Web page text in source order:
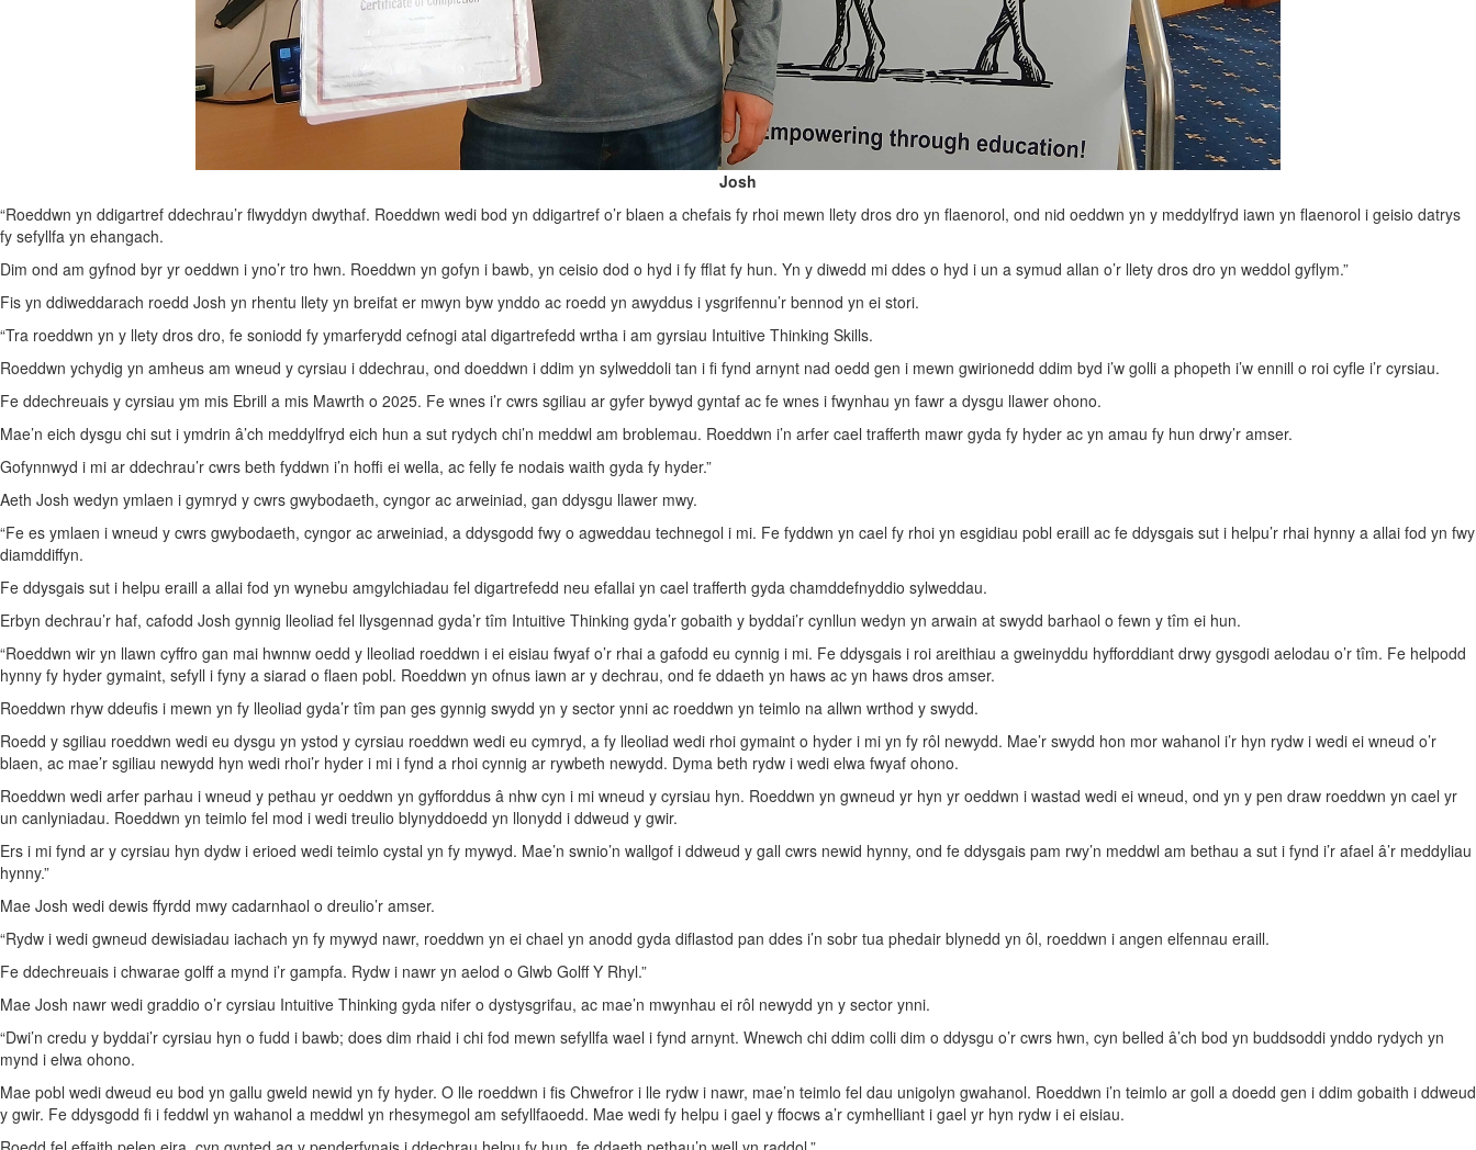
Josh
“Roeddwn yn ddigartref ddechrau’r flwyddyn dwythaf. Roeddwn wedi bod yn ddigartref o’r blaen a chefais fy rhoi mewn llety dros dro yn flaenorol, ond nid oeddwn yn y meddylfryd iawn yn flaenorol i geisio datrys
fy sefyllfa yn ehangach.
Dim ond am gyfnod byr yr oeddwn i yno’r tro hwn. Roeddwn yn gofyn i bawb, yn ceisio dod o hyd i fy fflat fy hun. Yn y diwedd mi ddes o hyd i un a symud allan o’r llety dros dro yn weddol gyflym.”
Fis yn ddiweddarach roedd Josh yn rhentu llety yn breifat er mwyn byw ynddo ac roedd yn awyddus i ysgrifennu’r bennod yn ei stori.
“Tra roeddwn yn y llety dros dro, fe soniodd fy ymarferydd cefnogi atal digartrefedd wrtha i am gyrsiau Intuitive Thinking Skills.
Roeddwn ychydig yn amheus am wneud y cyrsiau i ddechrau, ond doeddwn i ddim yn sylweddoli tan i fi fynd arnynt nad oedd gen i mewn gwirionedd ddim byd i’w golli a phopeth i’w ennill o roi cyfle i’r cyrsiau.
Fe ddechreuais y cyrsiau ym mis Ebrill a mis Mawrth o 2025. Fe wnes i’r cwrs sgiliau ar gyfer bywyd gyntaf ac fe wnes i fwynhau yn fawr a dysgu llawer ohono.
Mae’n eich dysgu chi sut i ymdrin â’ch meddylfryd eich hun a sut rydych chi’n meddwl am broblemau. Roeddwn i’n arfer cael trafferth mawr gyda fy hyder ac yn amau fy hun drwy’r amser.
Gofynnwyd i mi ar ddechrau’r cwrs beth fyddwn i’n hoffi ei wella, ac felly fe nodais waith gyda fy hyder.”
Aeth Josh wedyn ymlaen i gymryd y cwrs gwybodaeth, cyngor ac arweiniad, gan ddysgu llawer mwy.
“Fe es ymlaen i wneud y cwrs gwybodaeth, cyngor ac arweiniad, a ddysgodd fwy o agweddau technegol i mi. Fe fyddwn yn cael fy rhoi yn esgidiau pobl eraill ac fe ddysgais sut i helpu’r rhai hynny a allai fod yn fwy
diamddiffyn.
Fe ddysgais sut i helpu eraill a allai fod yn wynebu amgylchiadau fel digartrefedd neu efallai yn cael trafferth gyda chamddefnyddio sylweddau.
Erbyn dechrau’r haf, cafodd Josh gynnig lleoliad fel llysgennad gyda’r tîm Intuitive Thinking gyda’r gobaith y byddai’r cynllun wedyn yn arwain at swydd barhaol o fewn y tîm ei hun.
“Roeddwn wir yn llawn cyffro gan mai hwnnw oedd y lleoliad roeddwn i ei eisiau fwyaf o’r rhai a gafodd eu cynnig i mi. Fe ddysgais i roi areithiau a gweinyddu hyfforddiant drwy gysgodi aelodau o’r tîm. Fe helpodd
hynny fy hyder gymaint, sefyll i fyny a siarad o flaen pobl. Roeddwn yn ofnus iawn ar y dechrau, ond fe ddaeth yn haws ac yn haws dros amser.
Roeddwn rhyw ddeufis i mewn yn fy lleoliad gyda’r tîm pan ges gynnig swydd yn y sector ynni ac roeddwn yn teimlo na allwn wrthod y swydd.
Roedd y sgiliau roeddwn wedi eu dysgu yn ystod y cyrsiau roeddwn wedi eu cymryd, a fy lleoliad wedi rhoi gymaint o hyder i mi yn fy rôl newydd. Mae’r swydd hon mor wahanol i’r hyn rydw i wedi ei wneud o’r
blaen, ac mae’r sgiliau newydd hyn wedi rhoi’r hyder i mi i fynd a rhoi cynnig ar rywbeth newydd. Dyma beth rydw i wedi elwa fwyaf ohono.
Roeddwn wedi arfer parhau i wneud y pethau yr oeddwn yn gyfforddus â nhw cyn i mi wneud y cyrsiau hyn. Roeddwn yn gwneud yr hyn yr oeddwn i wastad wedi ei wneud, ond yn y pen draw roeddwn yn cael yr
un canlyniadau. Roeddwn yn teimlo fel mod i wedi treulio blynyddoedd yn llonydd i ddweud y gwir.
Ers i mi fynd ar y cyrsiau hyn dydw i erioed wedi teimlo cystal yn fy mywyd. Mae’n swnio’n wallgof i ddweud y gall cwrs newid hynny, ond fe ddysgais pam rwy’n meddwl am bethau a sut i fynd i’r afael â’r meddyliau
hynny.”
Mae Josh wedi dewis ffyrdd mwy cadarnhaol o dreulio’r amser.
“Rydw i wedi gwneud dewisiadau iachach yn fy mywyd nawr, roeddwn yn ei chael yn anodd gyda diflastod pan ddes i’n sobr tua phedair blynedd yn ôl, roeddwn i angen elfennau eraill.
Fe ddechreuais i chwarae golff a mynd i’r gampfa. Rydw i nawr yn aelod o Glwb Golff Y Rhyl.”
Mae Josh nawr wedi graddio o’r cyrsiau Intuitive Thinking gyda nifer o dystysgrifau, ac mae’n mwynhau ei rôl newydd yn y sector ynni.
“Dwi’n credu y byddai’r cyrsiau hyn o fudd i bawb; does dim rhaid i chi fod mewn sefyllfa wael i fynd arnynt. Wnewch chi ddim colli dim o ddysgu o’r cwrs hwn, cyn belled â’ch bod yn buddsoddi ynddo rydych yn
mynd i elwa ohono.
Mae pobl wedi dweud eu bod yn gallu gweld newid yn fy hyder. O lle roeddwn i fis Chwefror i lle rydw i nawr, mae’n teimlo fel dau unigolyn gwahanol. Roeddwn i’n teimlo ar goll a doedd gen i ddim gobaith i ddweud
y gwir. Fe ddysgodd fi i feddwl yn wahanol a meddwl yn rhesymegol am sefyllfaoedd. Mae wedi fy helpu i gael y ffocws a’r cymhelliant i gael yr hyn rydw i ei eisiau.